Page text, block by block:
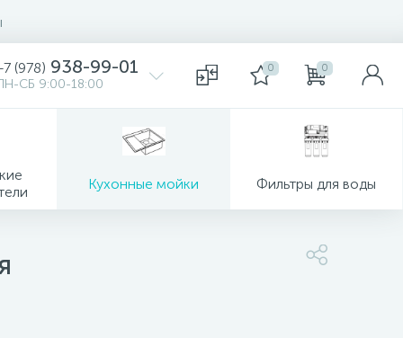
(978) 938-99-01
СБ 9:00-18:00
0 0
Кухонные мойки Фильтры для воды